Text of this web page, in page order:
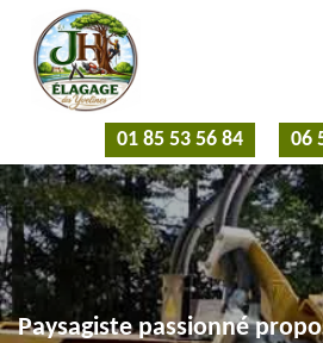
01 85 53 56 84 06
Paysagiste passionné